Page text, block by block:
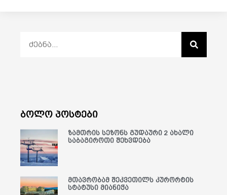
ბოლო პოსტები
ზამთრის სეზონს გუდაური 2 ახალი
საბაგიროთი შეხვდება
მთავრობამ შეკვეთილს კურორტის
სტატუსი მიანიჭა